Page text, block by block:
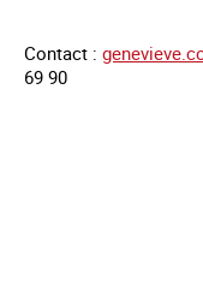
Contact :
69 90